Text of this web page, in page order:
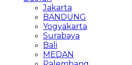
Jakarta
BANDUNG
Yogyakarta
Surabaya
Bali
MEDAN